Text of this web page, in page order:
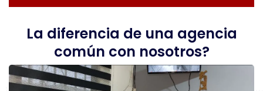
La diferencia de una agencia
común con nosotros?